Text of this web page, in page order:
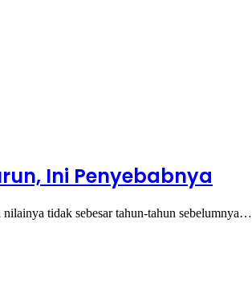
Ini Penyebabnya
tidak sebesar tahun-tahun sebelumnya…